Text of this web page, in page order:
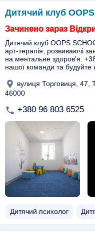
Дитячий клуб
Зачинено зараз
Дитячий клуб OOPS
арт-терапія, розвиваючі
на ментальне здоров'я.
нашої команди та будуйте
вулиця Торговиця, 47,
46000
+380 96 803 6525
Дитячий психолог